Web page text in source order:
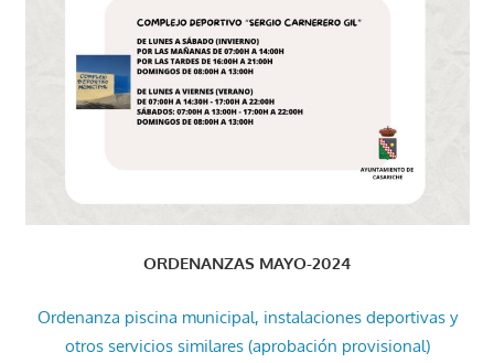
ORDENANZAS MAYO-2024
Ordenanza piscina municipal, instalaciones deportivas y
otros servicios similares (aprobación provisional)